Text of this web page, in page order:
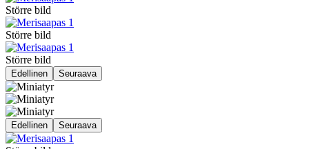
Större bild
Större bild
Större bild
Edellinen Seuraava
Edellinen Seuraava